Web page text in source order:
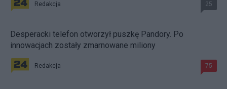
Redakcja 25
Desperacki telefon otworzył puszkę Pandory. Po
innowacjach zostały zmarnowane miliony
Redakcja 75